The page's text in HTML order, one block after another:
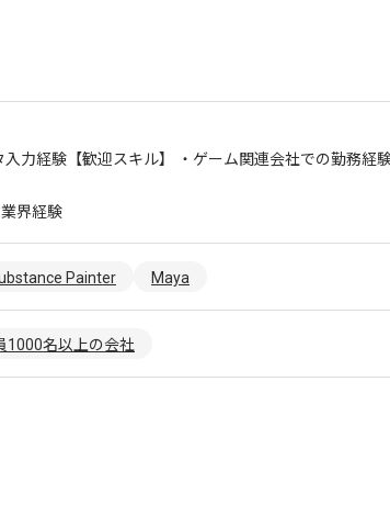
入力経験 【歓迎スキル】 ・ゲーム関連会社での勤務経
界経験
Painter Maya
1000名以上の会社